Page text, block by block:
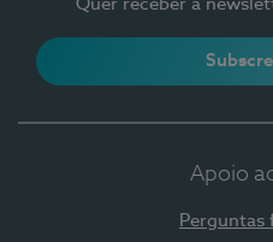
Quer receber a
Apoio
Perguntas